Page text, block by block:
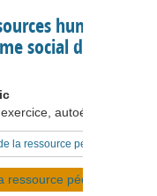
humaines :
social de
autoévaluation
la ressource pédagogique
ressource pédagogique